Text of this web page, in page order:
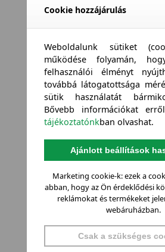
Cookie hozzájárulás
Weboldalunk sütiket
működése folyamán,
felhasználói élményt
továbbá látogatottsága
sütik használatát
Bővebb információkat
tájékoztatónkban olvashat.
Ajánlott beállítások
Marketing cookie-k: ezek a
abban, hogy az Ön érdeklődési
reklámokat és termékeket
webáruházban.
Csak a szükséges